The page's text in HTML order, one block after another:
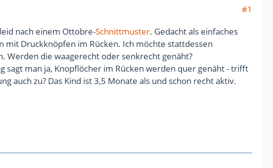
#1
nach einem Ottobre-Schnittmuster. Gedacht als einfaches
mit Druckknöpfen im Rücken. Ich möchte stattdessen
Werden die waagerecht oder senkrecht genäht?
sagt man ja, Knopflöcher im Rücken werden quer genäht - trifft
auch zu? Das Kind ist 3,5 Monate als und schon recht aktiv.